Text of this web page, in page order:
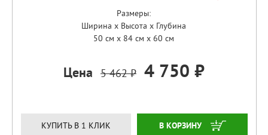
Размеры:
Ширина x Высота x Глубина
50 см x 84 см x 60 см
Цена 5 462 ₽ 4 750 ₽
КУПИТЬ В 1 КЛИК ЗАКАЗАТЬ